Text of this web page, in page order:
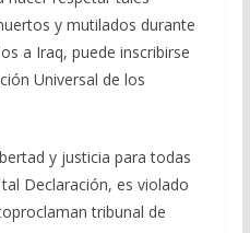
y mutilados durante
a Iraq, puede inscribirse
Universal de los
y justicia para todas
Declaración, es violado
tribunal de